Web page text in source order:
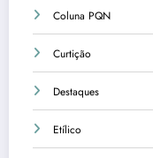
Coluna PQN
Curtição
Destaques
Etílico